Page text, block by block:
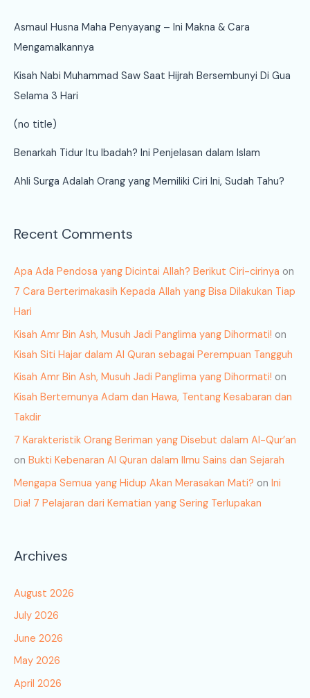
Asmaul Husna Maha Penyayang – Ini Makna & Cara
Mengamalkannya
Kisah Nabi Muhammad Saw Saat Hijrah Bersembunyi Di Gua
Selama 3 Hari
(no title)
Benarkah Tidur Itu Ibadah? Ini Penjelasan dalam Islam
Ahli Surga Adalah Orang yang Memiliki Ciri Ini, Sudah Tahu?
Recent Comments
Apa Ada Pendosa yang Dicintai Allah? Berikut Ciri-cirinya on
7 Cara Berterimakasih Kepada Allah yang Bisa Dilakukan Tiap
Hari
Kisah Amr Bin Ash, Musuh Jadi Panglima yang Dihormati! on
Kisah Siti Hajar dalam Al Quran sebagai Perempuan Tangguh
Kisah Amr Bin Ash, Musuh Jadi Panglima yang Dihormati! on
Kisah Bertemunya Adam dan Hawa, Tentang Kesabaran dan
Takdir
7 Karakteristik Orang Beriman yang Disebut dalam Al-Qur’an
on Bukti Kebenaran Al Quran dalam Ilmu Sains dan Sejarah
Mengapa Semua yang Hidup Akan Merasakan Mati? on Ini
Dia! 7 Pelajaran dari Kematian yang Sering Terlupakan
Archives
August 2026
July 2026
June 2026
May 2026
April 2026